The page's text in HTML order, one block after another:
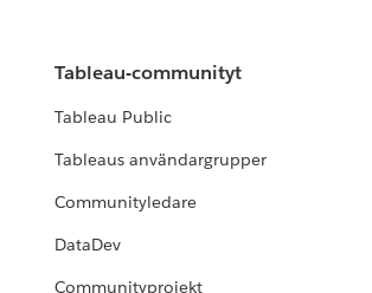
Tableau-communityt
Tableau Public
Tableaus användargrupper
Communityledare
DataDev
Communityprojekt